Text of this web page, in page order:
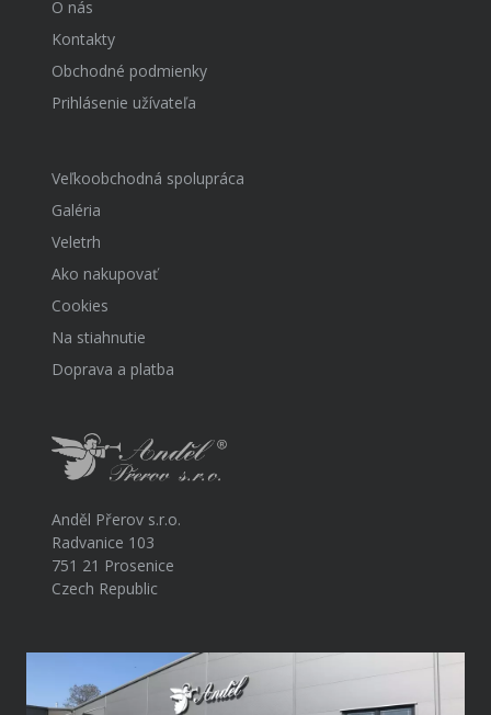
O nás
Kontakty
Obchodné podmienky
Prihlásenie užívateľa
Veľkoobchodná spolupráca
Galéria
Veletrh
Ako nakupovať
Cookies
Na stiahnutie
Doprava a platba
Anděl Přerov s.r.o.
Radvanice 103
751 21 Prosenice
Czech Republic